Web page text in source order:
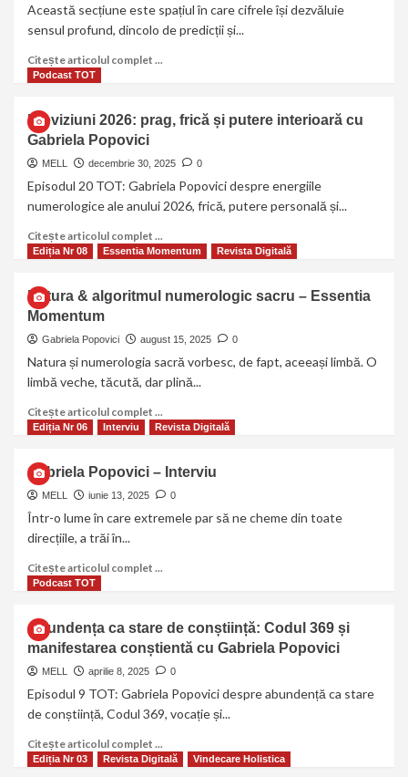
Această secțiune este spațiul în care cifrele își dezvăluie
sensul profund, dincolo de predicții și...
Citește articolul complet ...
Podcast TOT
Previziuni 2026: prag, frică și putere interioară cu
Gabriela Popovici
MELL decembrie 30, 2025 0
Episodul 20 TOT: Gabriela Popovici despre energiile
numerologice ale anului 2026, frică, putere personală și...
Citește articolul complet ...
Ediția Nr 08 Essentia Momentum Revista Digitală
Natura & algoritmul numerologic sacru – Essentia
Momentum
Gabriela Popovici august 15, 2025 0
Natura și numerologia sacră vorbesc, de fapt, aceeași limbă. O
limbă veche, tăcută, dar plină...
Citește articolul complet ...
Ediția Nr 06 Interviu Revista Digitală
Gabriela Popovici – Interviu
MELL iunie 13, 2025 0
Într-o lume în care extremele par să ne cheme din toate
direcțiile, a trăi în...
Citește articolul complet ...
Podcast TOT
Abundența ca stare de conștiință: Codul 369 și
manifestarea conștientă cu Gabriela Popovici
MELL aprilie 8, 2025 0
Episodul 9 TOT: Gabriela Popovici despre abundență ca stare
de conștiință, Codul 369, vocație și...
Citește articolul complet ...
Ediția Nr 03 Revista Digitală Vindecare Holistica